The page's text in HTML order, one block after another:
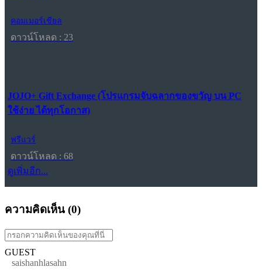
คอมเมอร์เชียล
ดาวน์โหลด : 23
JOJO+ Gift Exchange (โปรแกรมจับฉลากของขวัญ บน PC
ใช้ง่าย ได้ทุกโอกาส)
ฟรีแวร์
ดาวน์โหลด : 68
ดูเพิ่มอีก...
ความคิดเห็น (0)
GUEST
saishanhlasahn